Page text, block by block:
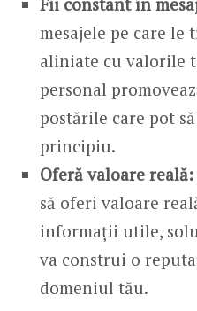
mesajele pe care
aliniate cu valorile
personal
postările care pot
principiu.
Oferă valoare reală:
să oferi valoare
informații utile,
va construi o
domeniul tău.